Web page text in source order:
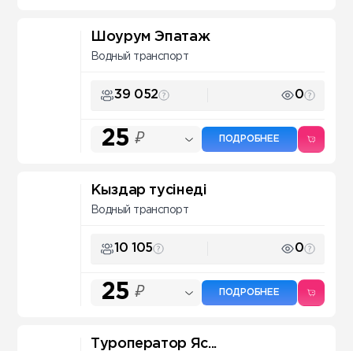
Шоурум Эпатаж
Водный транспорт
39 052 0
25 ₽ ПОДРОБНЕЕ
Кыздар тусінеді
Водный транспорт
10 105 0
25 ₽ ПОДРОБНЕЕ
Туроператор Яс...